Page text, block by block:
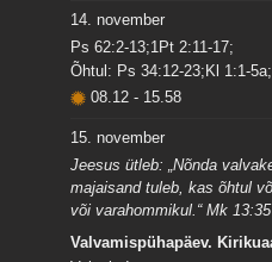
14. november
Ps 62:2-13;1Pt 2:11-17;
Õhtul: Ps 34:12-23;Kl 1:1-
08.12- 15.58
15. november
Jeesus ütleb: „Nõnda
majaisand tuleb, kas õhtul
või varahommikul.“ Mk 13:35
Valvamispühapäev.